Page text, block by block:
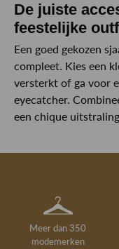
De juiste
feestelijke
Een goed gekozen
compleet. Kies een
versterkt of ga voor
eyecatcher.
een chique
Meer dan 350
modemerken